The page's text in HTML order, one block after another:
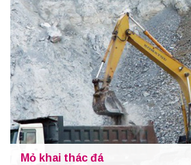
Mỏ khai thác đá